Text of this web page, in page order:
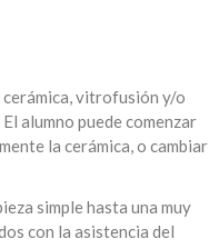
cerámica, vitrofusión y/o
alumno puede comenzar
la cerámica, o cambiar
simple hasta una muy
con la asistencia del